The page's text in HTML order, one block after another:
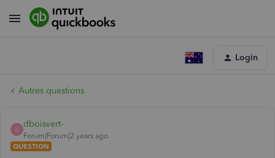
Login
Autres questions
D
dboisvert-
Forum|Forum|2 years ago
QUESTION